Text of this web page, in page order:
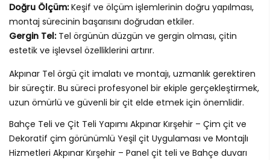
Doğru Ölçüm:Keşif ve ölçüm işlemlerinin doğru yapılması,
montaj sürecinin başarısını doğrudan etkiler.
Gergin Tel:Tel örgünün düzgün ve gergin olması, çitin
estetik ve işlevsel özelliklerini artırır.
Akpınar Tel örgü çit imalatı ve montajı, uzmanlık gerektiren
bir süreçtir. Bu süreci profesyonel bir ekiple gerçekleştirmek,
uzun ömürlü ve güvenli bir çit elde etmek için önemlidir.
Bahçe Teli ve Çit Teli Yapımı Akpınar Kırşehir – Çim çit ve
Dekoratif çim görünümlü Yeşil çit Uygulaması ve Montajlı
Hizmetleri Akpınar Kırşehir – Panel çit teli ve Bahçe duvarı